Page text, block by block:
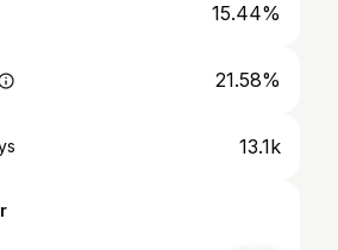
15.44%
21.58%
13.1k